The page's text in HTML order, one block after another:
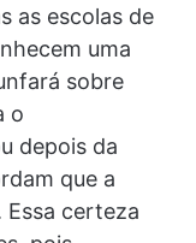
as escolas de
uma
sobre
o
depois da
que a
certeza